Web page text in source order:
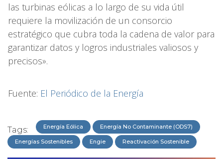
las turbinas eólicas a lo largo de su vida útil
requiere la movilización de un consorcio
estratégico que cubra toda la cadena de valor para
garantizar datos y logros industriales valiosos y
precisos».
Fuente: El Periódico de la Energía
Tags: Energía Eólica Energía No Contaminante (ODS7)
Energías Sostenibles Engie Reactivación Sostenible